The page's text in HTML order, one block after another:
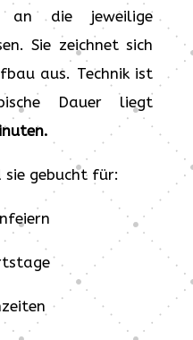
an die jeweilige
Sie zeichnet sich
aus. Technik ist
Dauer liegt
sie gebucht für: